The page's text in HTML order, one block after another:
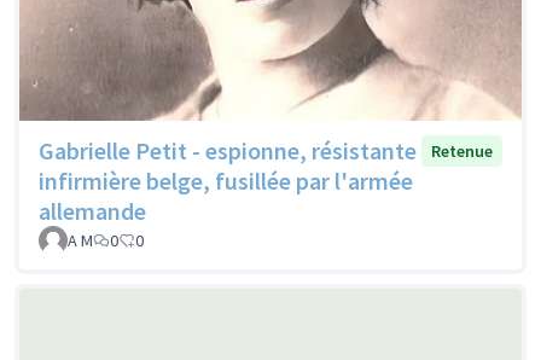
Gabrielle Petit - espionne, résistante
infirmière belge, fusillée par l'armée
allemande
Retenue
A M 0 0